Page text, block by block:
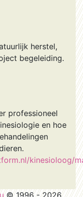
herstel,
begeleiding.
professioneel
en hoe
kinesioloog/
© 1996 - 2026